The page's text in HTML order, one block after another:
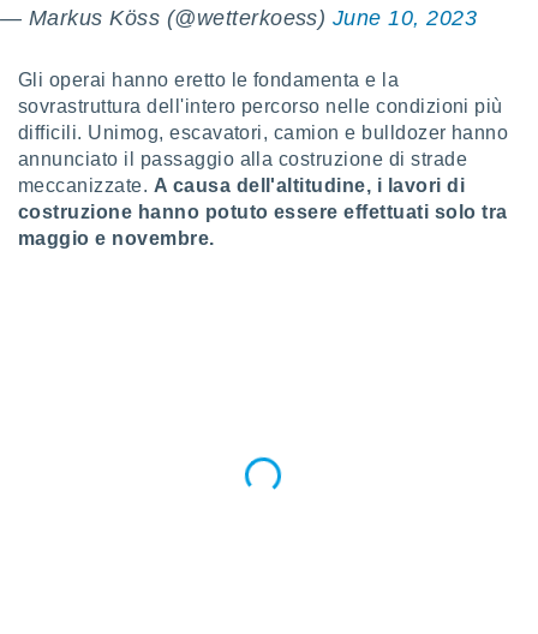
non
dei
— Markus Köss (@wetterkoess) June 10, 2023
Gli operai hanno eretto le fondamenta e la
sovrastruttura dell'intero percorso nelle condizioni più
difficili. Unimog, escavatori, camion e bulldozer hanno
annunciato il passaggio alla costruzione di strade
meccanizzate. A causa dell'altitudine, i lavori di
costruzione hanno potuto essere effettuati solo tra
maggio e novembre.